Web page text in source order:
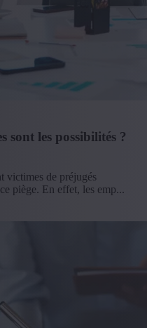
sont les possibilités ?
victimes de préjugés
piège. En effet, les emp...